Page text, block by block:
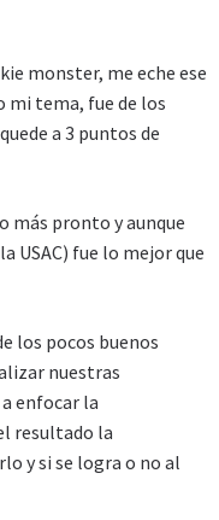
monster, me eche ese
mi tema, fue de los
a 3 puntos de
más pronto y aunque
USAC) fue lo mejor que
los pocos buenos
nuestras
enfocar la
resultado la
y si se logra o no al